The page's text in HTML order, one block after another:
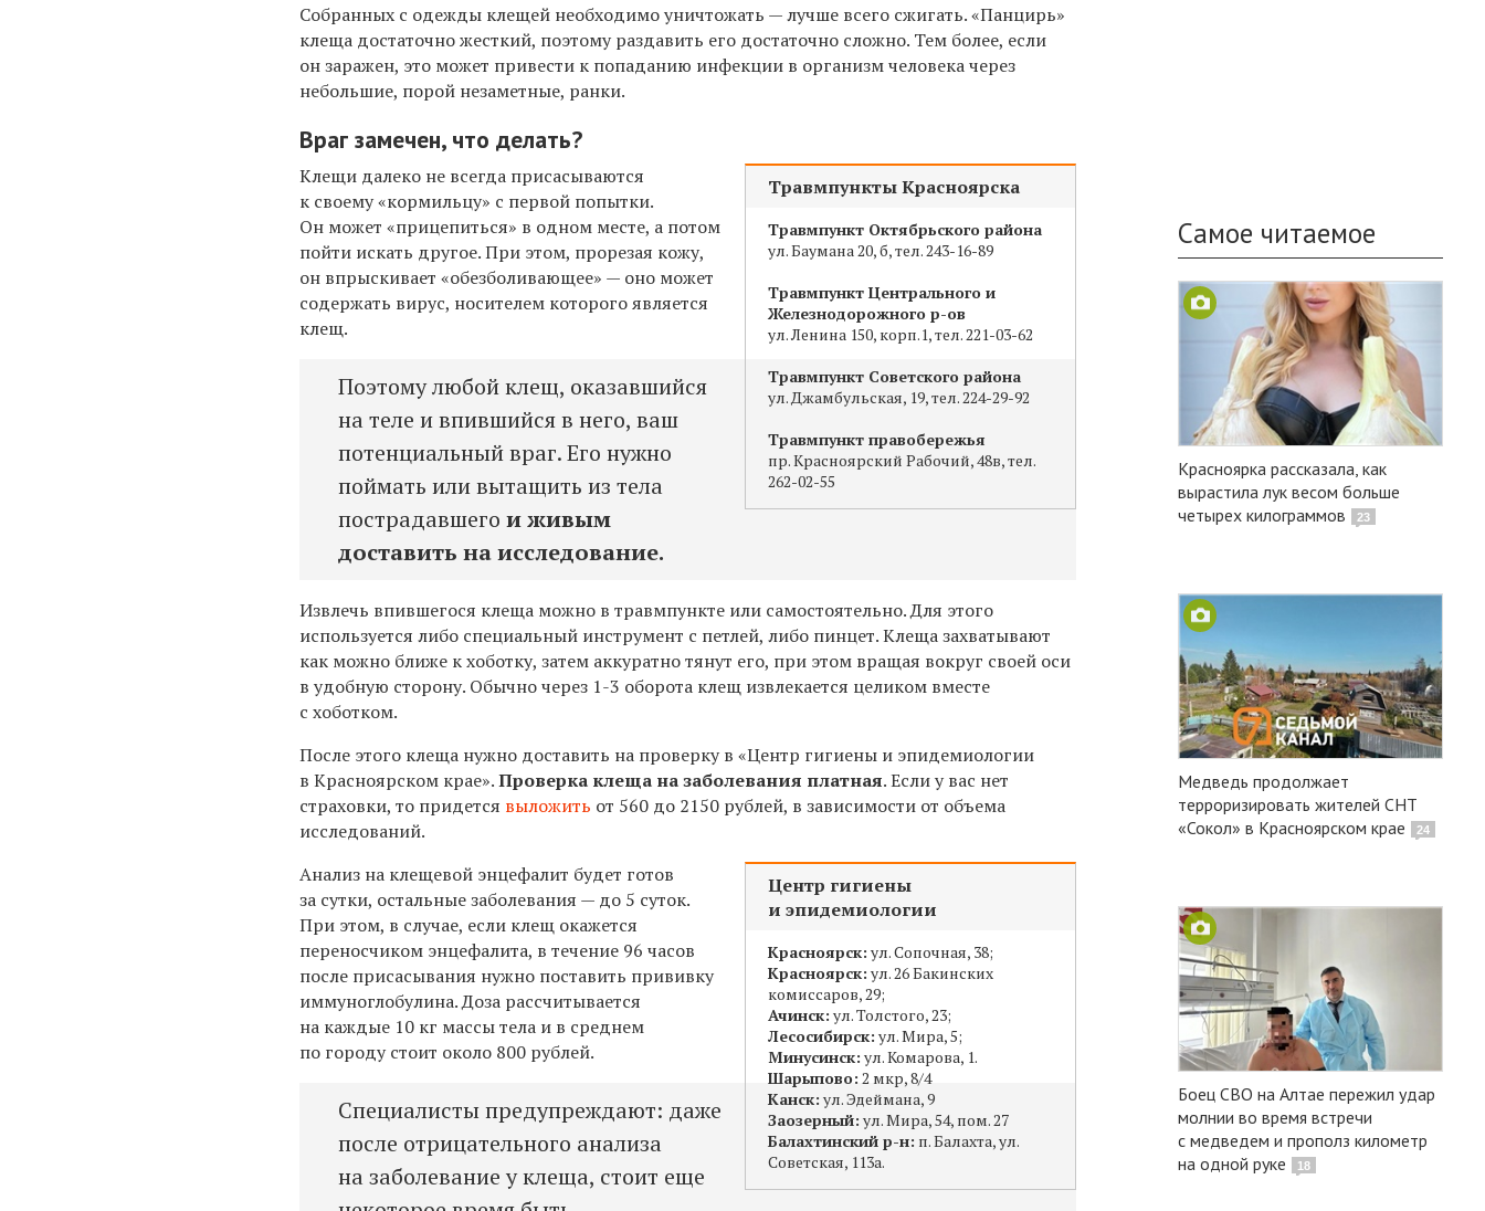
Собранных с одежды клещей необходимо уничтожать — лучше всего сжигать. «Панцирь»
клеща достаточно жесткий, поэтому раздавить его достаточно сложно. Тем более, если
он заражен, это может привести к попаданию инфекции в организм человека через
небольшие, порой незаметные, ранки.
Враг замечен, что делать?
Травмпункты Красноярска
Травмпункт Октябрьского района
ул. Баумана 20, б, тел. 243-16-89
Травмпункт Центрального и
Железнодорожного р-ов
ул. Ленина 150, корп.1, тел. 221-03-62
Травмпункт Советского района
ул. Джамбульская, 19, тел. 224-29-92
Травмпункт правобережья
пр. Красноярский Рабочий, 48в, тел.
262-02-55
Клещи далеко не всегда присасываются
к своему «кормильцу» с первой попытки.
Он может «прицепиться» в одном месте, а потом
пойти искать другое. При этом, прорезая кожу,
он впрыскивает «обезболивающее» — оно может
содержать вирус, носителем которого является
клещ.
Поэтому любой клещ, оказавшийся
на теле и впившийся в него, ваш
потенциальный враг. Его нужно
поймать или вытащить из тела
пострадавшегои живым
доставить на исследование.
Извлечь впившегося клеща можно в травмпункте или самостоятельно. Для этого
используется либо специальный инструмент с петлей, либо пинцет. Клеща захватывают
как можно ближе к хоботку, затем аккуратно тянут его, при этом вращая вокруг своей оси
в удобную сторону. Обычно через 1-3 оборота клещ извлекается целиком вместе
с хоботком.
После этого клеща нужно доставить на проверку в «Центр гигиены и эпидемиологии
в Красноярском крае».Проверка клеща на заболевания платная. Если у вас нет
страховки, то придется выложить от 560 до 2150 рублей, в зависимости от объема
исследований.
Центр гигиены
и эпидемиологии
Красноярск: ул. Сопочная, 38;
Красноярск: ул. 26 Бакинских
комиссаров, 29;
Ачинск: ул. Толстого, 23;
Лесосибирск: ул. Мира, 5;
Минусинск: ул. Комарова, 1.
Шарыпово: 2 мкр, 8/4
Канск: ул. Эдеймана, 9
Заозерный: ул. Мира, 54, пом. 27
Балахтинский р-н: п. Балахта, ул.
Советская, 113а.
Анализ на клещевой энцефалит будет готов
за сутки, остальные заболевания — до 5 суток.
При этом, в случае, если клещ окажется
переносчиком энцефалита, в течение 96 часов
после присасывания нужно поставить прививку
иммуноглобулина. Доза рассчитывается
на каждые 10 кг массы тела и в среднем
по городу стоит около 800 рублей.
Специалисты предупреждают: даже
после отрицательного анализа
на заболевание у клеща, стоит еще
Самое читаемое
Красноярка рассказала, как
вырастила лук весом больше
четырех килограммов
23
Медведь продолжает
терроризировать жителей СНТ
«Сокол» в Красноярском крае
24
Боец СВО на Алтае пережил удар
молнии во время встречи
с медведем и прополз километр
на одной руке
18